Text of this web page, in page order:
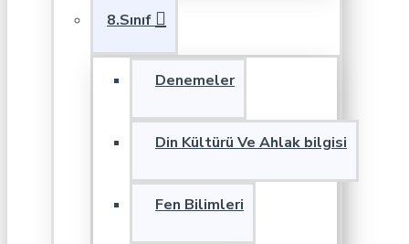
8.Sınıf
Denemeler
Din Kültürü Ve Ahlak bilgisi
Fen Bilimleri